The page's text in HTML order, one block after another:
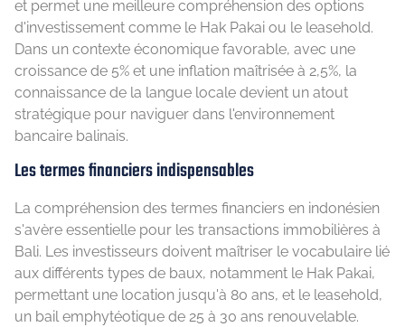
et permet une meilleure compréhension des options
d'investissement comme le Hak Pakai ou le leasehold.
Dans un contexte économique favorable, avec une
croissance de 5% et une inflation maîtrisée à 2,5%, la
connaissance de la langue locale devient un atout
stratégique pour naviguer dans l'environnement
bancaire balinais.
Les termes financiers indispensables
La compréhension des termes financiers en indonésien
s'avère essentielle pour les transactions immobilières à
Bali. Les investisseurs doivent maîtriser le vocabulaire lié
aux différents types de baux, notamment le Hak Pakai,
permettant une location jusqu'à 80 ans, et le leasehold,
un bail emphytéotique de 25 à 30 ans renouvelable.